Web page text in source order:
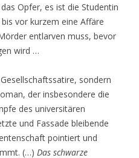
Opfer, es ist die Studentin
vor kurzem eine Affäre
entlarven muss, bevor
wird …
sondern
der insbesondere die
des universitären
und Fassade bleibende
pointiert und
(…) Das schwarze